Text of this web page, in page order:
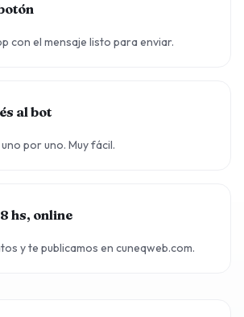
con el mensaje listo para enviar.
al bot
por uno. Muy fácil.
hs, online
y te publicamos en cuneqweb.com.